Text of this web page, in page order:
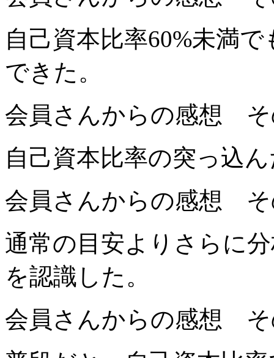
自己資本比率60%未満
できた。
会員さんからの感想
自己資本比率の突っ込
会員さんからの感想
通常の目安よりさらに
を認識した。
会員さんからの感想 そ